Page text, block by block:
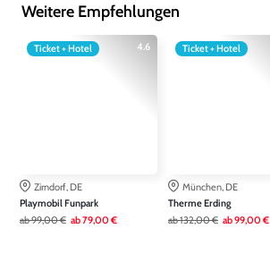
Weitere Empfehlungen
4.6
Ticket + Hotel
Zirndorf, DE
Playmobil Funpark
ab99,00 € ab79,00 €
Ticket + Hotel
München, DE
Therme Erding
ab132,00 € ab99,00 €